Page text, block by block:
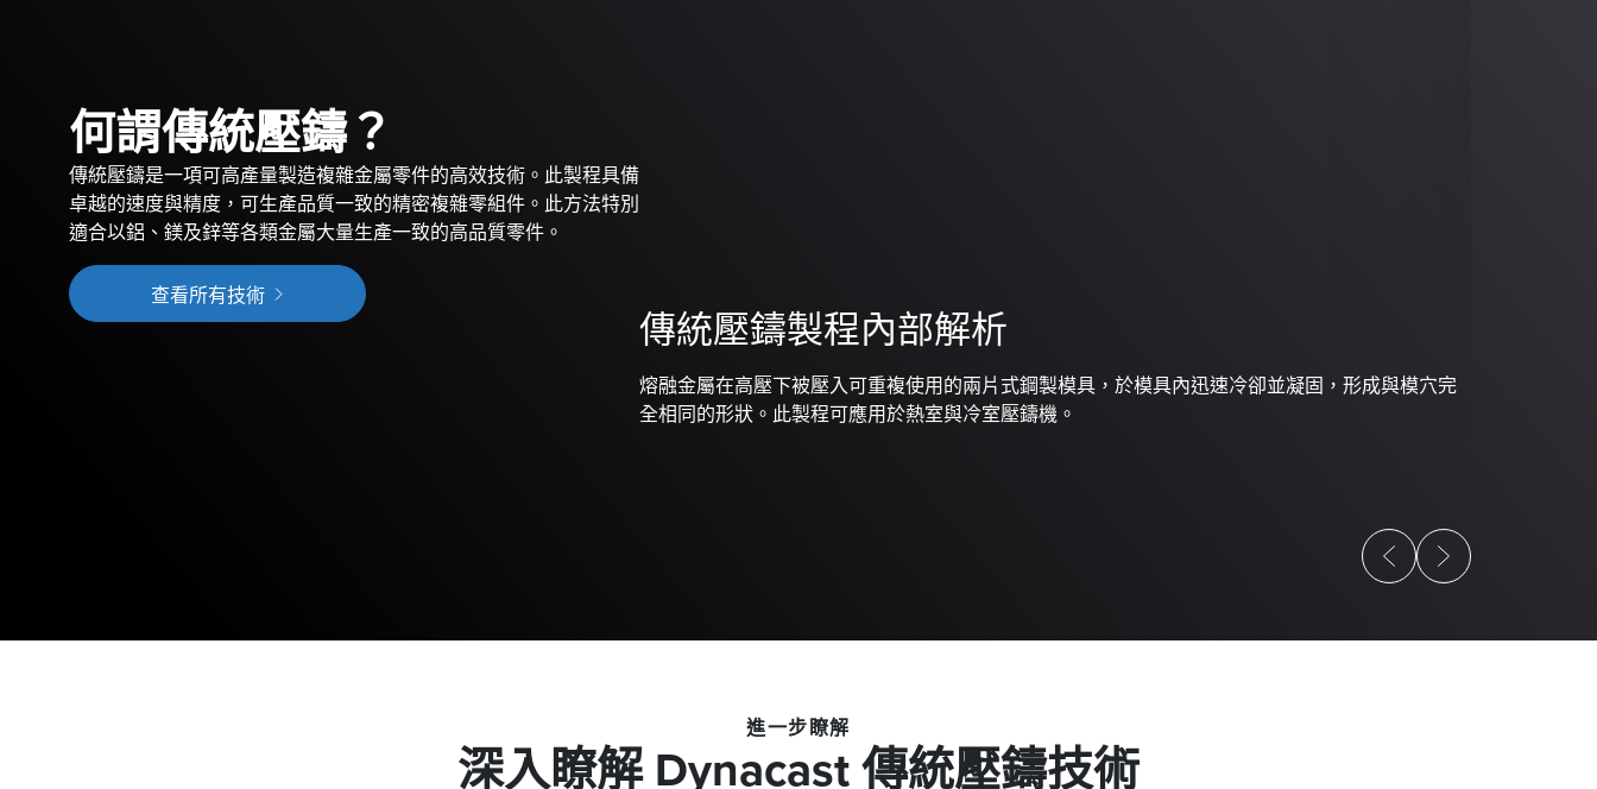
何謂傳統壓鑄？
傳統壓鑄是一項可高產量製造複雜金屬零件的高效技術。此製程具備
卓越的速度與精度，可生產品質一致的精密複雜零組件。此方法特別
適合以鋁、鎂及鋅等各類金屬大量生產一致的高品質零件。
查看所有技術
傳統壓鑄製程內部解析
熔融金屬在高壓下被壓入可重複使用的兩片式鋼製模具，於模具內迅速冷卻並凝固，形成與模穴完
全相同的形狀。此製程可應用於熱室與冷室壓鑄機。
進一步瞭解
深入瞭解 Dynacast 傳統壓鑄技術